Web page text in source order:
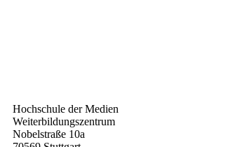
Hochschule der Medien
Weiterbildungszentrum
Nobelstraße 10a